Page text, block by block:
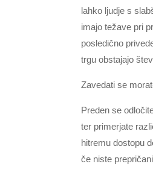
lahko ljudje s
imajo težave pri
posledično
trgu obstajajo
Zavedati se
Preden se
ter primerjate
hitremu dostopu
če niste